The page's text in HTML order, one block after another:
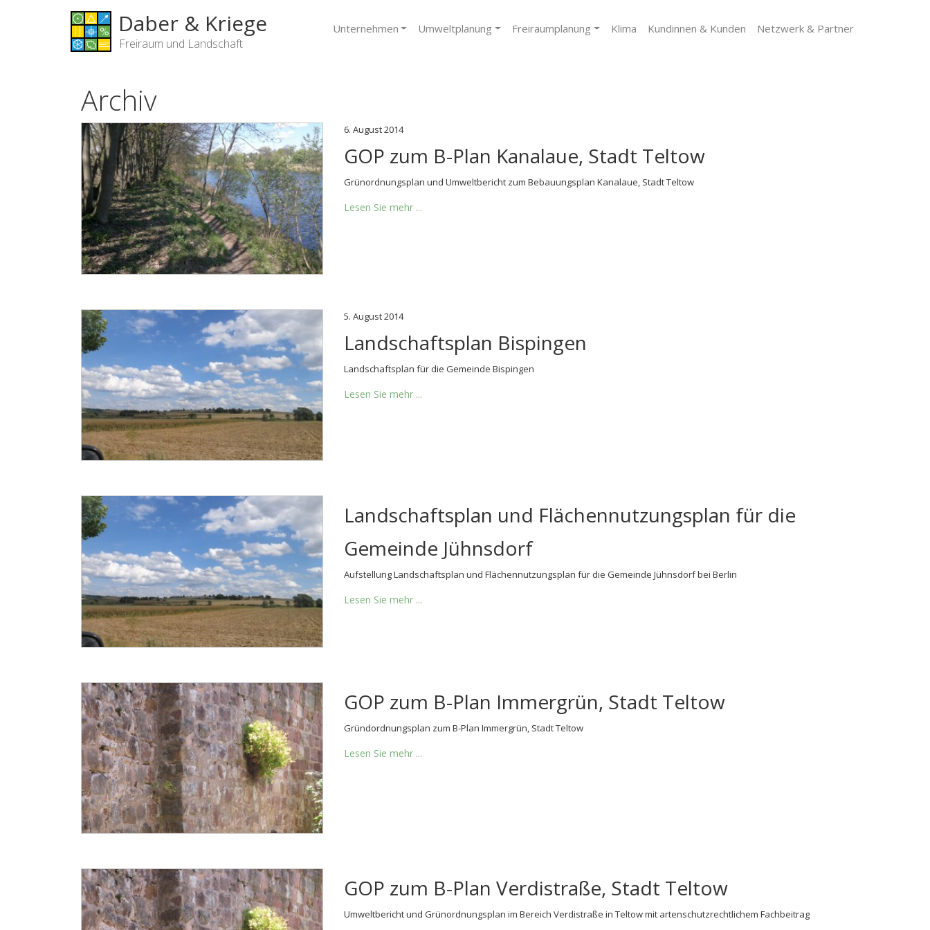
Daber & Kriege
Freiraum und Landschaft
Unternehmen Umweltplanung Freiraumplanung Klima Kundinnen & Kunden Netzwerk & Partner
Archiv
6. August 2014
GOP zum B-Plan Kanalaue, Stadt Teltow
Grünordnungsplan und Umweltbericht zum Bebauungsplan Kanalaue, Stadt Teltow
Lesen Sie mehr ...
5. August 2014
Landschaftsplan Bispingen
Landschaftsplan für die Gemeinde Bispingen
Lesen Sie mehr ...
Landschaftsplan und Flächennutzungsplan für die
Gemeinde Jühnsdorf
Aufstellung Landschaftsplan und Flächennutzungsplan für die Gemeinde Jühnsdorf bei Berlin
Lesen Sie mehr ...
GOP zum B-Plan Immergrün, Stadt Teltow
Gründordnungsplan zum B-Plan Immergrün, Stadt Teltow
Lesen Sie mehr ...
GOP zum B-Plan Verdistraße, Stadt Teltow
Umweltbericht und Grünordnungsplan im Bereich Verdistraße in Teltow mit artenschutzrechtlichem Fachbeitrag